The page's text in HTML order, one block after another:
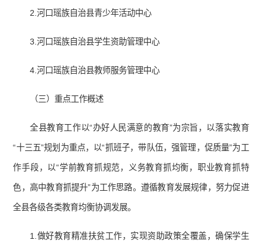
2.河口瑶族自治县青少年活动中心
3.河口瑶族自治县学生资助管理中心
4.河口瑶族自治县教师服务管理中心
（三）重点工作概述
全县教育工作以“办好人民满意的教育”为宗旨，以落实教育
“十三五”规划为重点，以“抓班子，带队伍，强管理，促质量”为工
作手段，以“学前教育抓规范，义务教育抓均衡，职业教育抓特
色，高中教育抓提升”为工作思路。遵循教育发展规律，努力促进
全县各级各类教育均衡协调发展。
1.做好教育精准扶贫工作，实现资助政策全覆盖，确保学生